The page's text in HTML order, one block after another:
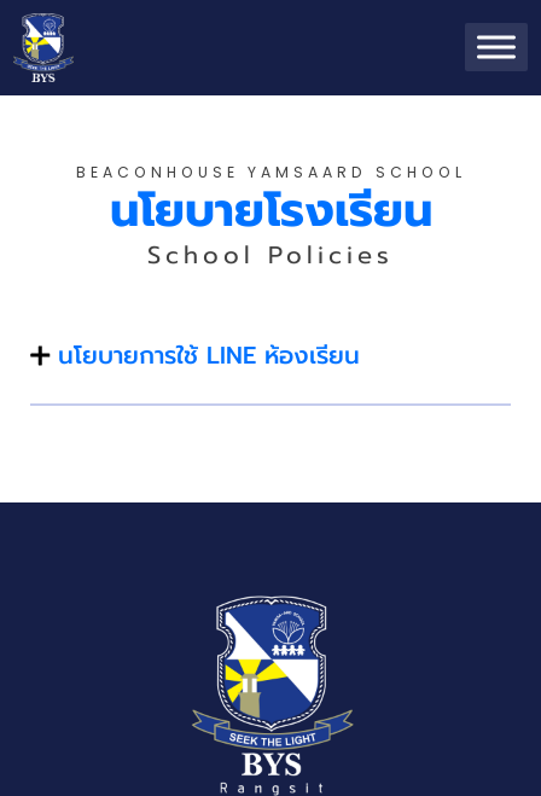
BEACONHOUSE YAMSAARD SCHOOL
นโยบายโรงเรียน
School Policies
นโยบายการใช้ LINE ห้องเรียน